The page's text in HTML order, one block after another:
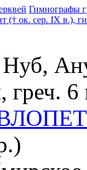
Гимнографы
(† ок. сер. IX в.),
греч.